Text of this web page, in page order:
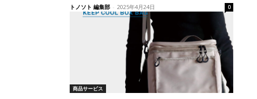
トノソト 編集部 - 2025年4月24日 0
商品サービス